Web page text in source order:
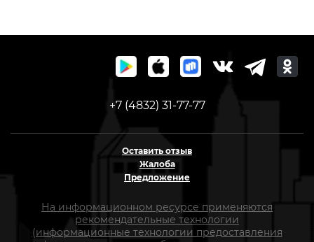
+7 (4832) 31-77-77
Оставить отзыв
Жалоба
Предложение
На информационном ресурсе применяются
рекомендательные технологии
(информационные технологии предоставления